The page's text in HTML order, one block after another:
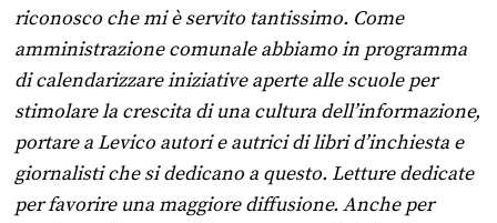
riconosco che mi è servito tantissimo. Come
amministrazione comunale abbiamo in programma
di calendarizzare iniziative aperte alle scuole per
stimolare la crescita di una cultura dell’informazione,
portare a Levico autori e autrici di libri d’inchiesta e
giornalisti che si dedicano a questo. Letture dedicate
per favorire una maggiore diffusione. Anche per